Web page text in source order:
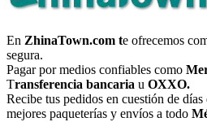
En ZhinaTown.com te ofrecemos
segura.
Pagar por medios confiables como
Transferencia bancaria u OXXO.
Recibe tus pedidos en cuestión de
mejores paqueterías y envíos a todo